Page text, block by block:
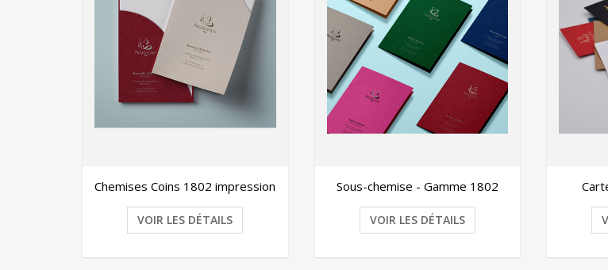
1802 impression Sous-chemise - Gamme 1802
VOIR LES DÉTAILS
Carte de visite Grain Cuir
VOIR LES DÉTAILS